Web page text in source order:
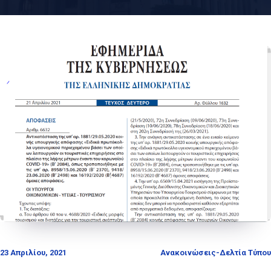
23 Απριλίου, 2021 Ανακοινώσεις-Δελτία Τύπου